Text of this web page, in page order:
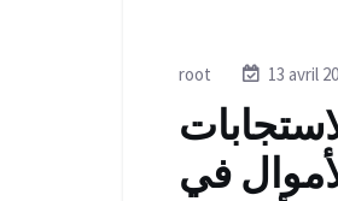
root 13 avril
في